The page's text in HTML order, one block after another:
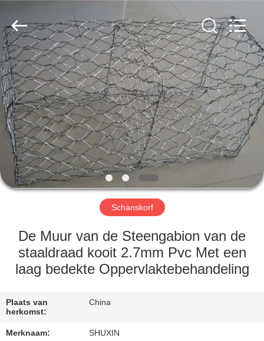
THUIS
PRODUCTEN
OVER
ONS
FABRIEKSTOCHT
KWALITEITSCONTROLE
NEEM
MET
ONS
Ltd..
All
Rights
Reserved.
Schanskorf
De Muur van de Steengabion van de
staaldraad kooit 2.7mm Pvc Met een
laag bedekte Oppervlaktebehandeling
Plaats van
herkomst:
China
Merknaam: SHUXIN